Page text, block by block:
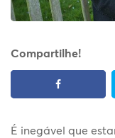
Compartilhe!
É inegável que